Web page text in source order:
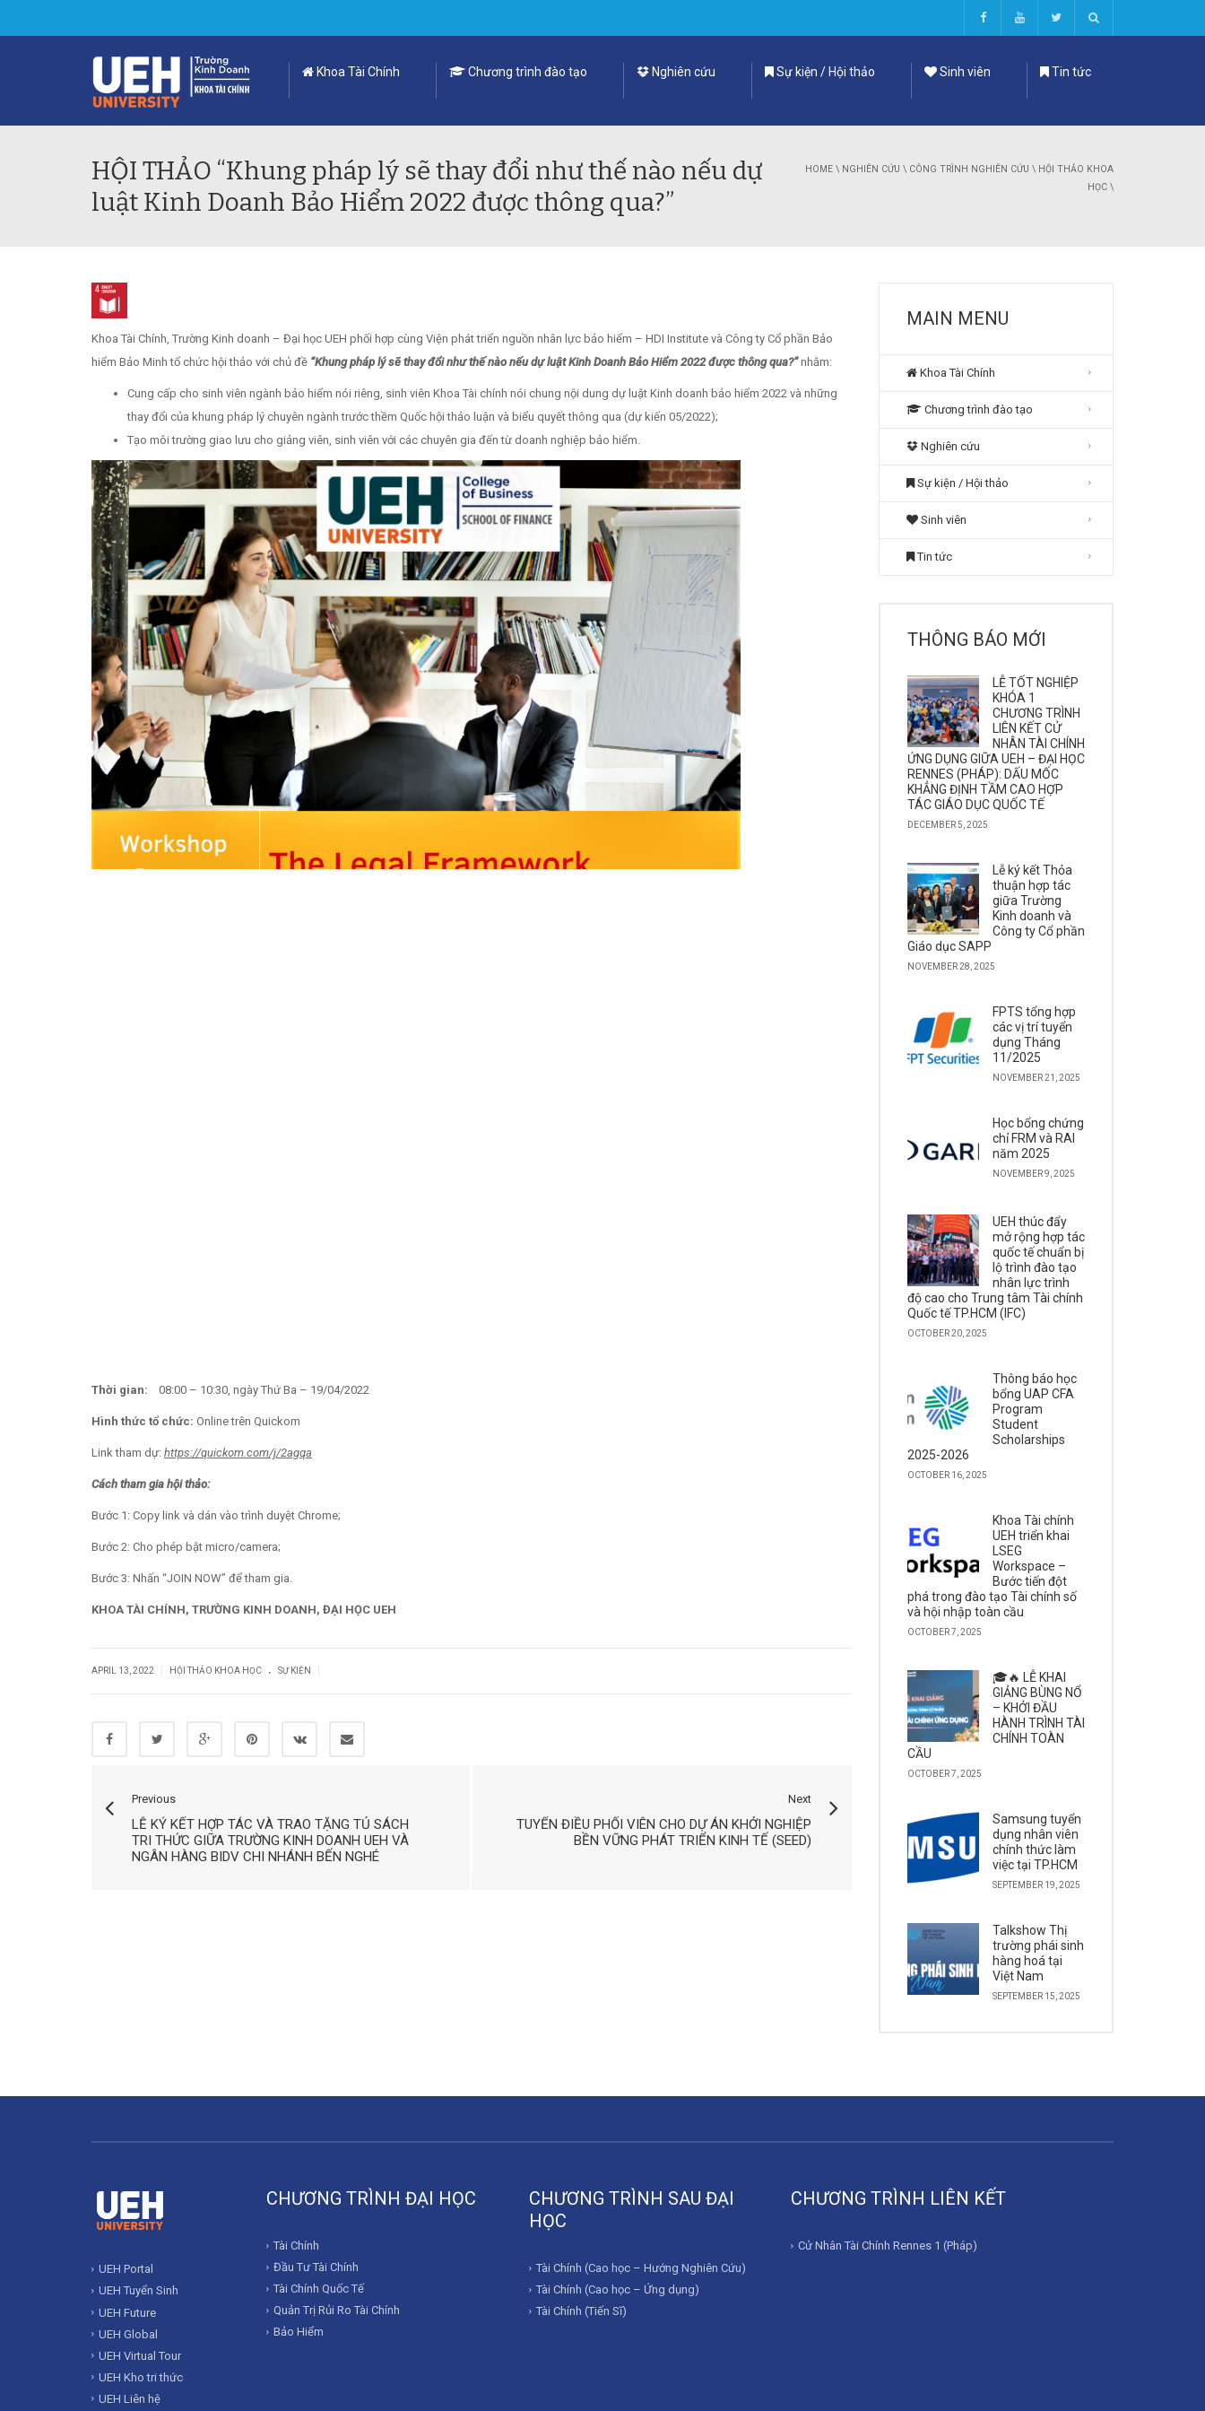
Khoa Tài Chính Chương trình đào tạo Nghiên cứu Sự kiện / Hội thảo Sinh viên Tin tức
HỘI THẢO “Khung pháp lý sẽ thay đổi như thế nào nếu dự
luật Kinh Doanh Bảo Hiểm 2022 được thông qua?”
HOME \ NGHIÊN CỨU \ CÔNG TRÌNH NGHIÊN CỨU \ HỘI THẢO KHOA
HỌC \
Khoa Tài Chính, Trường Kinh doanh – Đại học UEH phối hợp cùng Viện phát triển nguồn nhân lực bảo hiểm – HDI Institute và Công ty Cổ phần Bảo
hiểm Bảo Minh tổ chức hội thảo với chủ đề “Khung pháp lý sẽ thay đổi như thế nào nếu dự luật Kinh Doanh Bảo Hiểm 2022 được thông qua?”nhằm:
Cung cấp cho sinh viên ngành bảo hiểm nói riêng, sinh viên Khoa Tài chính nói chung nội dung dự luật Kinh doanh bảo hiểm 2022 và những
thay đổi của khung pháp lý chuyên ngành trước thềm Quốc hội thảo luận và biểu quyết thông qua (dự kiến 05/2022);
Tạo môi trường giao lưu cho giảng viên, sinh viên với các chuyên gia đến từ doanh nghiệp bảo hiểm.
Thời gian: 08:00 – 10:30, ngày Thứ Ba – 19/04/2022
Hình thức tổ chức: Online trên Quickom
Link tham dự: https://quickom.com/j/2agqa
Cách tham gia hội thảo:
Bước 1: Copy link và dán vào trình duyệt Chrome;
Bước 2: Cho phép bật micro/camera;
Bước 3: Nhấn “JOIN NOW” để tham gia.
KHOA TÀI CHÍNH, TRƯỜNG KINH DOANH, ĐẠI HỌC UEH
APRIL 13, 2022 HỘI THẢO KHOA HỌC . SỰ KIỆN
Previous
LỄ KÝ KẾT HỢP TÁC VÀ TRAO TẶNG TỦ SÁCH
TRI THỨC GIỮA TRƯỜNG KINH DOANH UEH VÀ
NGÂN HÀNG BIDV CHI NHÁNH BẾN NGHÉ
Next
TUYỂN ĐIỀU PHỐI VIÊN CHO DỰ ÁN KHỞI NGHIỆP
BỀN VỮNG PHÁT TRIỂN KINH TẾ (SEED)
MAIN MENU
Khoa Tài Chính
Chương trình đào tạo
Nghiên cứu
Sự kiện / Hội thảo
Sinh viên
Tin tức
THÔNG BÁO MỚI
LỄ TỐT NGHIỆP
KHÓA 1
CHƯƠNG TRÌNH
LIÊN KẾT CỬ
NHÂN TÀI CHÍNH
ỨNG DỤNG GIỮA UEH – ĐẠI HỌC
RENNES (PHÁP): DẤU MỐC
KHẲNG ĐỊNH TẦM CAO HỢP
TÁC GIÁO DỤC QUỐC TẾ
DECEMBER 5, 2025
Lễ ký kết Thỏa
thuận hợp tác
giữa Trường
Kinh doanh và
Công ty Cổ phần
Giáo dục SAPP
NOVEMBER 28, 2025
FPTS tổng hợp
các vị trí tuyển
dụng Tháng
11/2025
NOVEMBER 21, 2025
Học bổng chứng
chỉ FRM và RAI
năm 2025
NOVEMBER 9, 2025
UEH thúc đẩy
mở rộng hợp tác
quốc tế chuẩn bị
lộ trình đào tạo
nhân lực trình
độ cao cho Trung tâm Tài chính
Quốc tế TP.HCM (IFC)
OCTOBER 20, 2025
Thông báo học
bổng UAP CFA
Program
Student
Scholarships
2025-2026
OCTOBER 16, 2025
Khoa Tài chính
UEH triển khai
LSEG
Workspace –
Bước tiến đột
phá trong đào tạo Tài chính số
và hội nhập toàn cầu
OCTOBER 7, 2025
🎓🔥 LỄ KHAI
GIẢNG BÙNG NỔ
– KHỞI ĐẦU
HÀNH TRÌNH TÀI
CHÍNH TOÀN
CẦU
OCTOBER 7, 2025
Samsung tuyển
dụng nhân viên
chính thức làm
việc tại TP.HCM
SEPTEMBER 19, 2025
Talkshow Thị
trường phái sinh
hàng hoá tại
Việt Nam
SEPTEMBER 15, 2025
UEH Portal
UEH Tuyển Sinh
UEH Future
UEH Global
UEH Virtual Tour
UEH Kho tri thức
UEH Liên hệ
CHƯƠNG TRÌNH ĐẠI HỌC
Tài Chính
Đầu Tư Tài Chính
Tài Chính Quốc Tế
Quản Trị Rủi Ro Tài Chính
Bảo Hiểm
CHƯƠNG TRÌNH SAU ĐẠI
HỌC
Tài Chính (Cao học – Hướng Nghiên Cứu)
Tài Chính (Cao học – Ứng dụng)
Tài Chính (Tiến Sĩ)
CHƯƠNG TRÌNH LIÊN KẾT
Cử Nhân Tài Chính Rennes 1 (Pháp)